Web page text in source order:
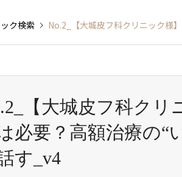
ク検索 No.2_【大城皮フ科クリニック様
【大城皮フ科クリ
必要？高額治療の“
す_v4